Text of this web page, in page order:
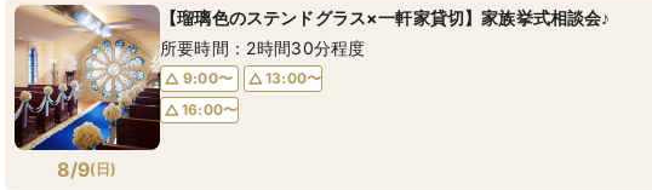
8/9( 日)
【瑠璃色のステンドグラス×一軒家貸切】家族挙式相談会♪
所要時間：2時間30分程度
9:00〜
13:00〜
16:00〜